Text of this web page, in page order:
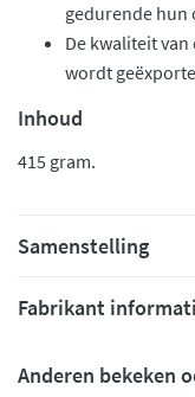
gedurende hun
De kwaliteit
wordt
Inhoud
415 gram.
Samenstelling
Fabrikant
Anderen bekeken